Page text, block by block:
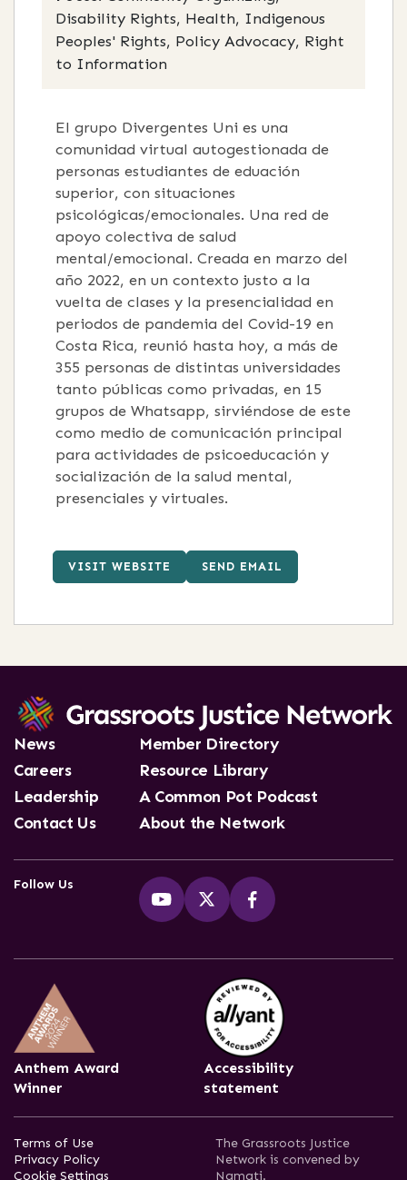
Disability Rights, Health, Indigenous
Peoples' Rights, Policy Advocacy, Right
to Information
El grupo Divergentes Uni es una
comunidad virtual autogestionada de
personas estudiantes de eduación
superior, con situaciones
psicológicas/emocionales. Una red de
apoyo colectiva de salud
mental/emocional. Creada en marzo del
año 2022, en un contexto justo a la
vuelta de clases y la presencialidad en
periodos de pandemia del Covid-19 en
Costa Rica, reunió hasta hoy, a más de
355 personas de distintas universidades
tanto públicas como privadas, en 15
grupos de Whatsapp, sirviéndose de este
como medio de comunicación principal
para actividades de psicoeducación y
socialización de la salud mental,
presenciales y virtuales.
VISIT WEBSITE SEND EMAIL
News
Careers
Leadership
Contact Us
Member Directory
Resource Library
A Common Pot Podcast
About the Network
Follow Us
Anthem Award
Winner
Accessibility
statement
Terms of Use
Privacy Policy
Cookie Settings
The Grassroots Justice
Network is convened by
Namati.